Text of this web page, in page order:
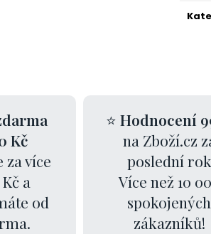
Kč
za více
a
od
⭐ Hodnocení
na Zboží.cz
poslední rok
Více než 10
spokojených
zákazníků!